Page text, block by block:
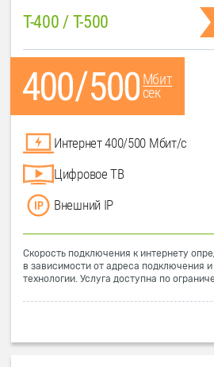
T-400 / T-500
Мбит
сек
Интернет 400/500 Мбит/с
Цифровое ТВ
Внешний IP
Скорость подключения к интернету
в зависимости от адреса подключения
технологии. Услуга доступна по